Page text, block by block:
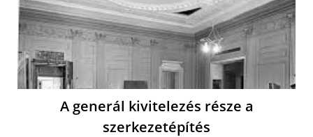
A generál kivitelezés része a
szerkezetépítés